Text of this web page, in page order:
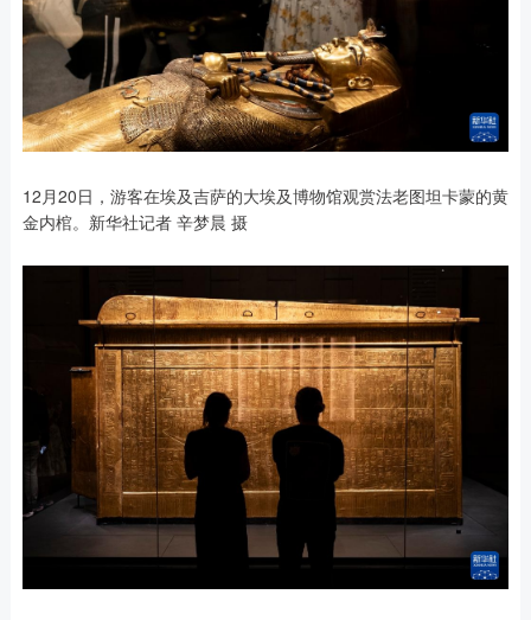
12月20日，游客在埃及吉萨的大埃及博物馆观赏法老图坦卡蒙的黄
金内棺。新华社记者 辛梦晨 摄